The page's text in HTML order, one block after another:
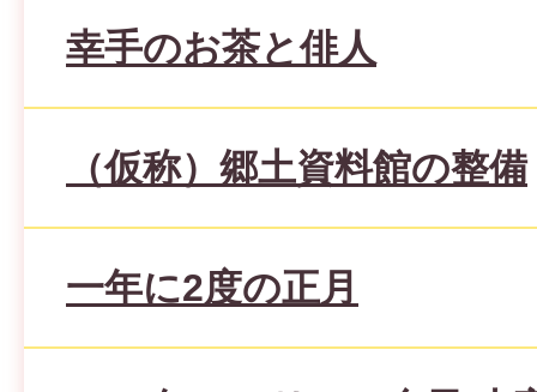
幸手のお茶と俳人
（仮称）郷土資料館の整備
一年に2度の正月